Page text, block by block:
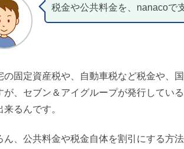
税金や公共料金を、nanacoで
の固定資産税や、自動車税など税金や、
が、セブン＆アイグループが発行してい
来るんです。
ん、公共料金や税金自体を割引にする方